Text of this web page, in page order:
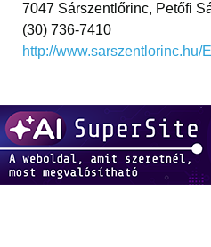
7047 Sárszentlőrinc, Petőfi
(30) 736-7410
http://www.sarszentlorinc.hu/